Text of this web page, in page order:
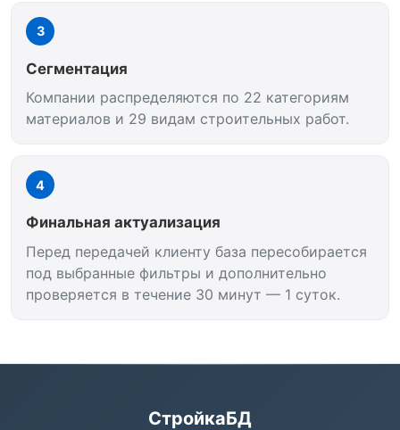
3
Сегментация
Компании распределяются по 22 категориям
материалов и 29 видам строительных работ.
4
Финальная актуализация
Перед передачей клиенту база пересобирается
под выбранные фильтры и дополнительно
проверяется в течение 30 минут — 1 суток.
СтройкаБД